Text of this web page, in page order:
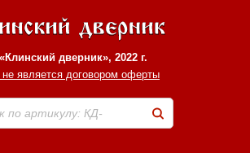
дверник», 2022 г.
является договором оферты
по артикулу: КД-